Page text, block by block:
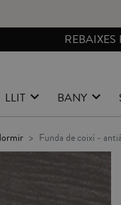
CANVIS I
LLIT BANY
funda de coixí -